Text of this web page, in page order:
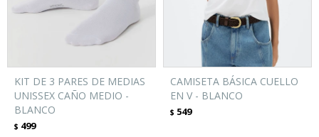
KIT DE 3 PARES DE MEDIAS
UNISSEX CAÑO MEDIO -
BLANCO
$ 499
CAMISETA BÁSICA CUELLO
EN V - BLANCO
$ 549